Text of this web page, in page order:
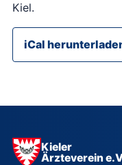
Kiel.
iCal
Kieler
Ärzteverein